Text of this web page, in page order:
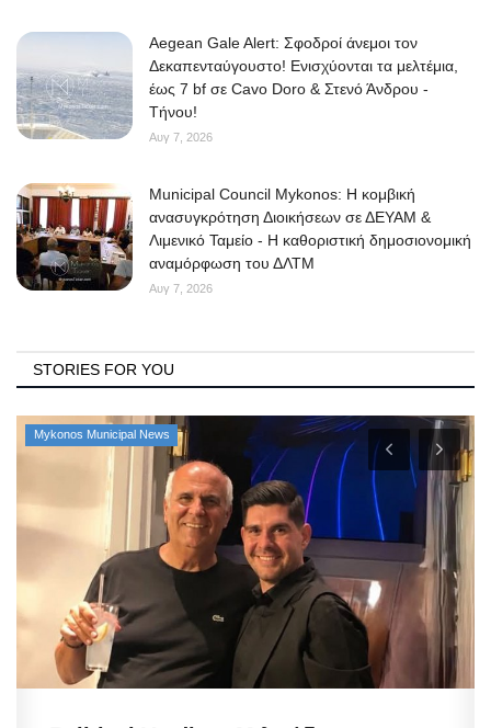
Aegean Gale Alert: Σφοδροί άνεμοι τον
Δεκαπενταύγουστο! Ενισχύονται τα μελτέμια,
έως 7 bf σε Cavo Doro & Στενό Άνδρου -
Τήνου!
Αυγ 7, 2026
Municipal Council Mykonos: Η κομβική
ανασυγκρότηση Διοικήσεων σε ΔΕΥΑΜ &
Λιμενικό Ταμείο - Η καθοριστική δημοσιονομική
αναμόρφωση του ΔΛΤΜ
Αυγ 7, 2026
STORIES FOR YOU
Mykonos Municipal News